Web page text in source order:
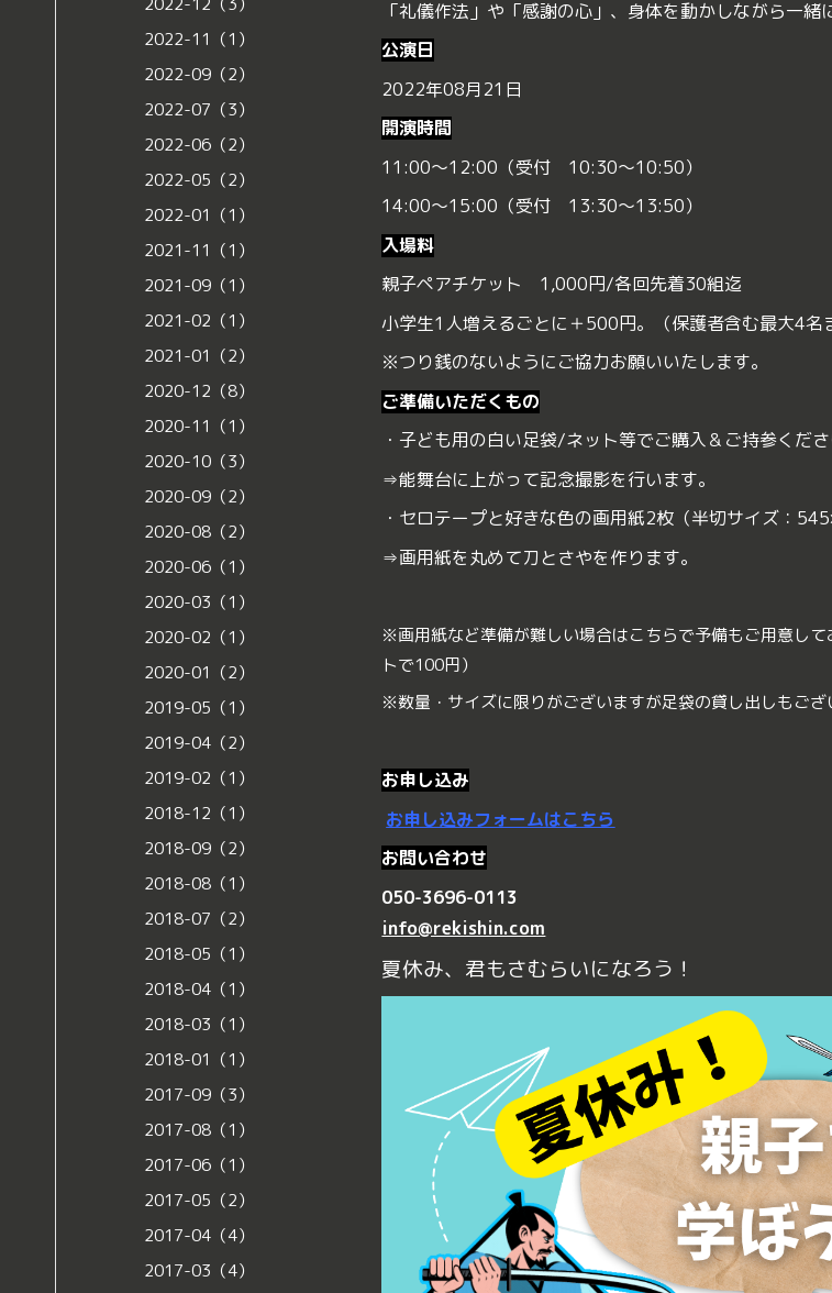
「礼儀作法」や「感謝の心」、 身体を動かしながら一緒
公演日
2022年08月21日
開演時間
11:00〜12:00（受付 10:30～10:50）
14:00〜15:00（受付 13:30～13:50）
入場料
親子ペアチケット 1,000円/各回先着30組迄
小学生1人増えるごとに＋500円。（保護者含む最大4名
※つり銭のないようにご協力お願いいたします。
ご準備いただくもの
・子ども用の白い足袋/ネット等でご購入＆ご持参くださ
⇒能舞台に上がって記念撮影を行います。
・セロテープと好きな色の画用紙2枚（半切サイズ：
⇒画用紙を丸めて刀とさやを作ります。
※画用紙など準備が難しい場合はこちらで予備もご用意し
トで100円）
※数量・サイズに限りがございますが足袋の貸し出しもご
お申し込み
お申し込みフォームはこちら
お問い合わせ
050-3696-0113
info@rekishin.com
夏休み、君もさむらいになろう！
2022-11（1）
2022-09（2）
2022-07（3）
2022-06（2）
2022-05（2）
2022-01（1）
2021-11（1）
2021-09（1）
2021-02（1）
2021-01（2）
2020-12（8）
2020-11（1）
2020-10（3）
2020-09（2）
2020-08（2）
2020-06（1）
2020-03（1）
2020-02（1）
2020-01（2）
2019-05（1）
2019-04（2）
2019-02（1）
2018-12（1）
2018-09（2）
2018-08（1）
2018-07（2）
2018-05（1）
2018-04（1）
2018-03（1）
2018-01（1）
2017-09（3）
2017-08（1）
2017-06（1）
2017-05（2）
2017-04（4）
2017-03（4）